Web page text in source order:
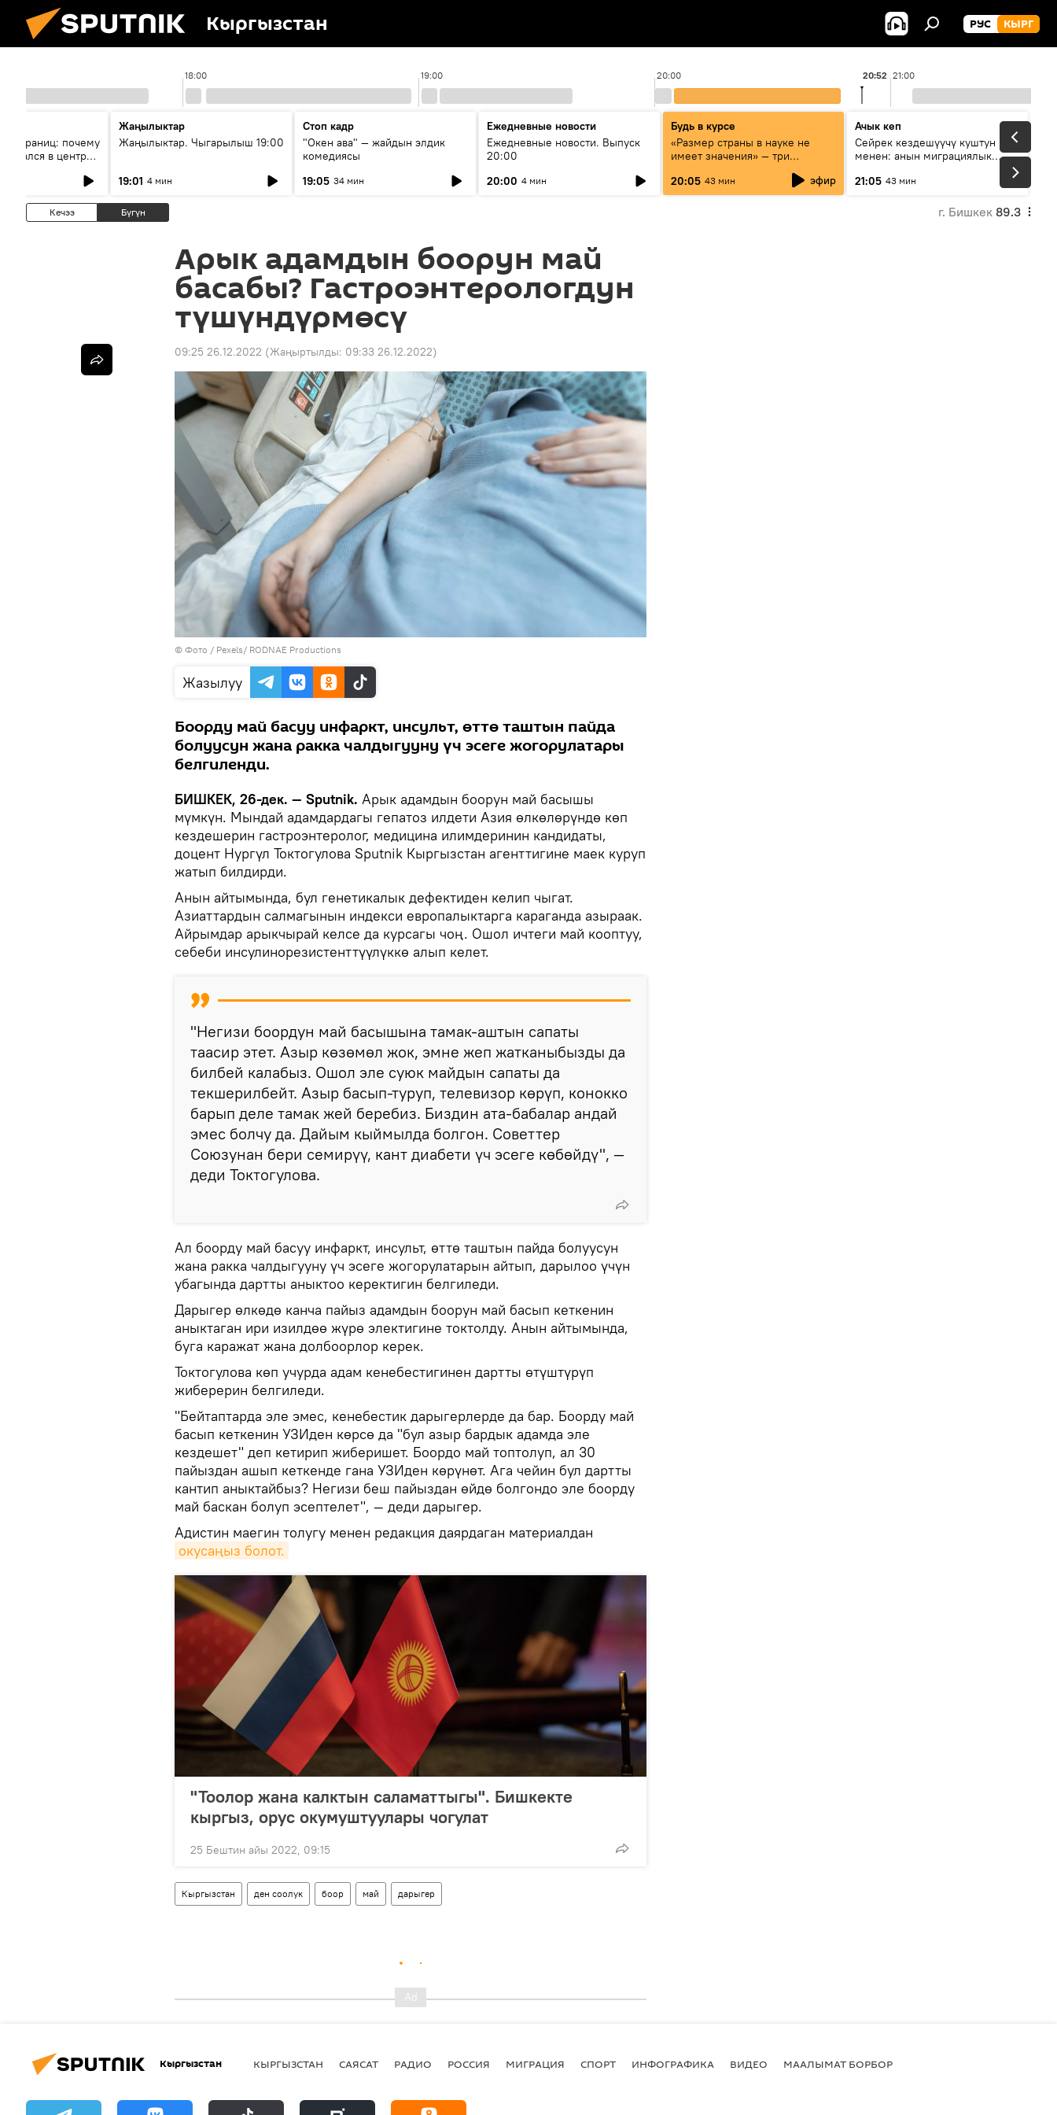
Кыргызстан РУС КЫРГ
18:00 19:00 20:00 21:00
20:52
границ: почему
в центре
Жаңылыктар
Жаңылыктар. Чыгарылыш 19:00
19:01 4 мин
Стоп кадр
"Окен ава" — жайдын элдик
комедиясы
19:05 34 мин
Ежедневные новости
Ежедневные новости. Выпуск
20:00
20:00 4 мин
Будь в курсе
«Размер страны в науке не
имеет значения» — три
эксперта о сотрудничестве
России и Кыргызстана в
образовании и исследованиях
20:05 43 мин эфир
Ачык кеп
Сейрек кездешүүчү куштун изи
менен: анын миграциялык
21:05 43 мин
Кечээ Бүгүн г. Бишкек 89.3
Арык адамдын боорун май
басабы? Гастроэнтерологдун
түшүндүрмөсү
09:25 26.12.2022 (Жаңыртылды: 09:33 26.12.2022)
© Фото / Pexels/ RODNAE Productions
Жазылуу
Боорду май басуу инфаркт, инсульт, өттө таштын пайда
болуусун жана ракка чалдыгууну үч эсеге жогорулатары
белгиленди.
БИШКЕК, 26-дек. — Sputnik. Арык адамдын боорун май басышы
мүмкүн. Мындай адамдардагы гепатоз илдети Азия өлкөлөрүндө көп
кездешерин гастроэнтеролог, медицина илимдеринин кандидаты,
доцент Нургүл Токтогулова Sputnik Кыргызстан агенттигине маек куруп
жатып билдирди.
Анын айтымында, бул генетикалык дефектиден келип чыгат.
Азиаттардын салмагынын индекси европалыктарга караганда азыраак.
Айрымдар арыкчырай келсе да курсагы чоң. Ошол ичтеги май кооптуу,
себеби инсулинорезистенттүүлүккө алып келет.
"Негизи боордун май басышына тамак-аштын сапаты
таасир этет. Азыр көзөмөл жок, эмне жеп жатканыбызды да
билбей калабыз. Ошол эле суюк майдын сапаты да
текшерилбейт. Азыр басып-туруп, телевизор көрүп, конокко
барып деле тамак жей беребиз. Биздин ата-бабалар андай
эмес болчу да. Дайым кыймылда болгон. Советтер
Союзунан бери семирүү, кант диабети үч эсеге көбөйдү", —
деди Токтогулова.
Ал боорду май басуу инфаркт, инсульт, өттө таштын пайда болуусун
жана ракка чалдыгууну үч эсеге жогорулатарын айтып, дарылоо үчүн
убагында дартты аныктоо керектигин белгиледи.
Дарыгер өлкөдө канча пайыз адамдын боорун май басып кеткенин
аныктаган ири изилдөө жүрө электигине токтолду. Анын айтымында,
буга каражат жана долбоорлор керек.
Токтогулова көп учурда адам кенебестигинен дартты өтүштүрүп
жиберерин белгиледи.
"Бейтаптарда эле эмес, кенебестик дарыгерлерде да бар. Боорду май
басып кеткенин УЗИден көрсө да "бул азыр бардык адамда эле
кездешет" деп кетирип жиберишет. Боордо май топтолуп, ал 30
пайыздан ашып кеткенде гана УЗИден көрүнөт. Ага чейин бул дартты
кантип аныктайбыз? Негизи беш пайыздан өйдө болгондо эле боорду
май баскан болуп эсептелет", — деди дарыгер.
Адистин маегин толугу менен редакция даярдаган материалдан
окусаңыз болот.
"Тоолор жана калктын саламаттыгы". Бишкекте
кыргыз, орус окумуштуулары чогулат
25 Бештин айы 2022, 09:15
Кыргызстан ден соолук боор май дарыгер
Кыргызстан КЫРГЫЗСТАН САЯСАТ РАДИО РОССИЯ МИГРАЦИЯ СПОРТ ИНФОГРАФИКА ВИДЕО МААЛЫМАТ БОРБОР